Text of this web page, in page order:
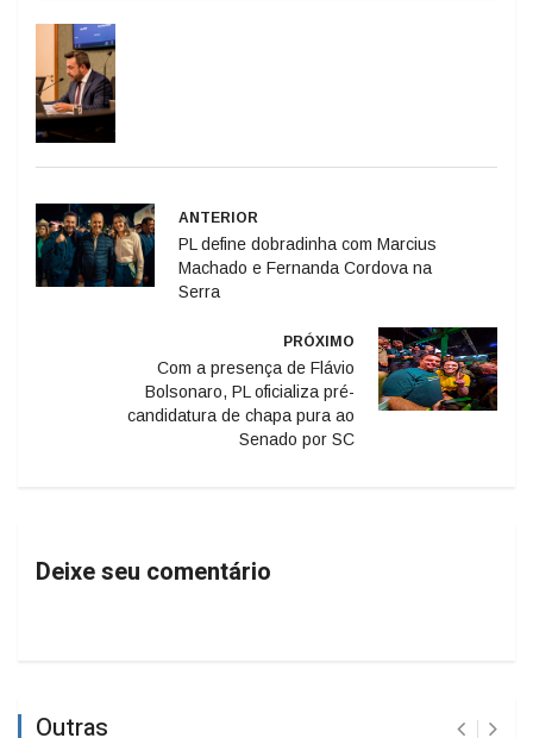
ANTERIOR
PL define dobradinha com Marcius
Machado e Fernanda Cordova na
Serra
PRÓXIMO
Com a presença de Flávio
Bolsonaro, PL oficializa pré-
candidatura de chapa pura ao
Senado por SC
Deixe seu comentário
Outras